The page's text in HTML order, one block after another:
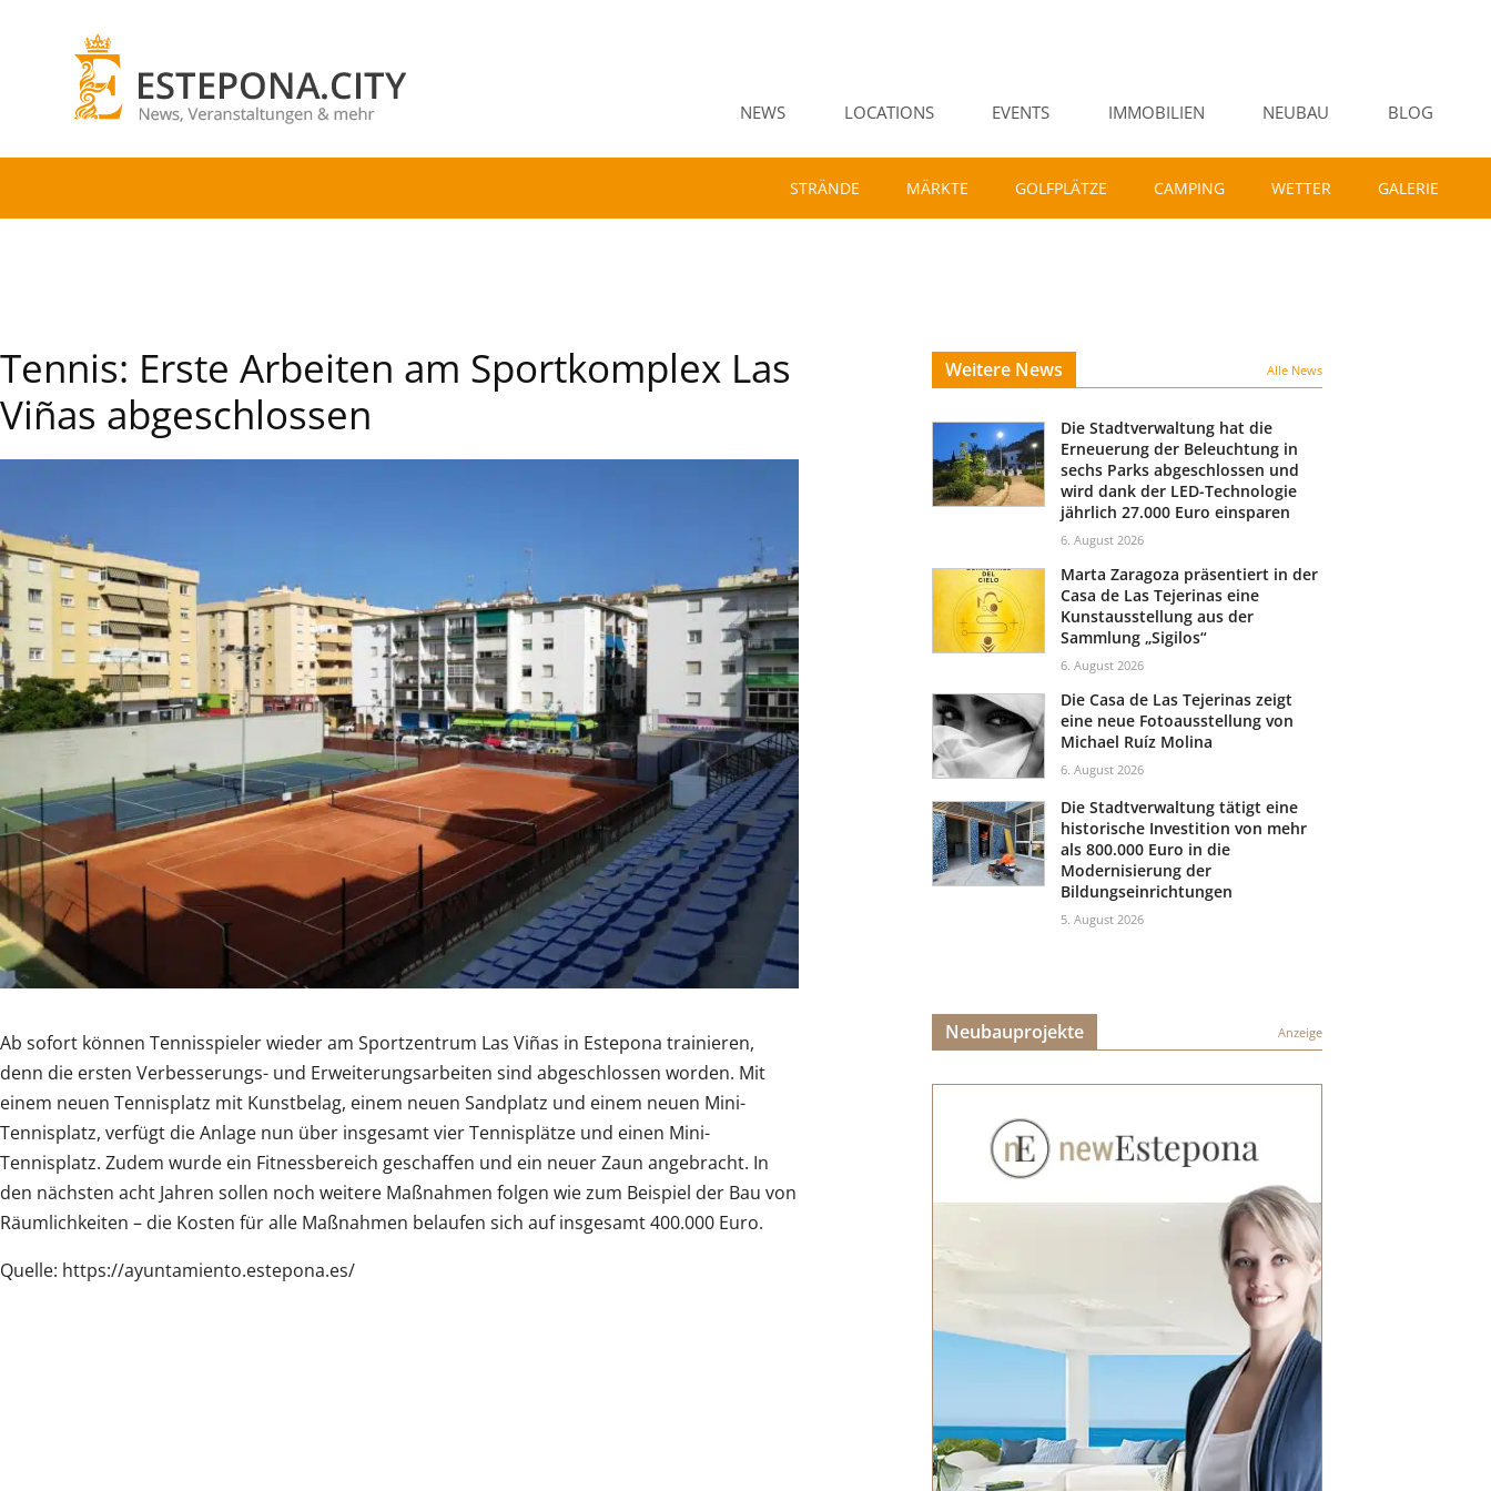
NEWS LOCATIONS EVENTS IMMOBILIEN NEUBAU BLOG
STRÄNDE MÄRKTE GOLFPLÄTZE CAMPING WETTER GALERIE
Tennis: Erste Arbeiten am Sportkomplex Las
Viñas abgeschlossen
Ab sofort können Tennisspieler wieder am Sportzentrum Las Viñas in Estepona trainieren,
denn die ersten Verbesserungs- und Erweiterungsarbeiten sind abgeschlossen worden. Mit
einem neuen Tennisplatz mit Kunstbelag, einem neuen Sandplatz und einem neuen Mini-
Tennisplatz, verfügt die Anlage nun über insgesamt vier Tennisplätze und einen Mini-
Tennisplatz. Zudem wurde ein Fitnessbereich geschaffen und ein neuer Zaun angebracht. In
den nächsten acht Jahren sollen noch weitere Maßnahmen folgen wie zum Beispiel der Bau von
Räumlichkeiten – die Kosten für alle Maßnahmen belaufen sich auf insgesamt 400.000 Euro.
Quelle: https://ayuntamiento.estepona.es/
Weitere News Alle News
Die Stadtverwaltung hat die
Erneuerung der Beleuchtung in
sechs Parks abgeschlossen und
wird dank der LED-Technologie
jährlich 27.000 Euro einsparen
6. August 2026
Marta Zaragoza präsentiert in der
Casa de Las Tejerinas eine
Kunstausstellung aus der
Sammlung „Sigilos“
6. August 2026
Die Casa de Las Tejerinas zeigt
eine neue Fotoausstellung von
Michael Ruíz Molina
6. August 2026
Die Stadtverwaltung tätigt eine
historische Investition von mehr
als 800.000 Euro in die
Modernisierung der
Bildungseinrichtungen
5. August 2026
Neubauprojekte Anzeige